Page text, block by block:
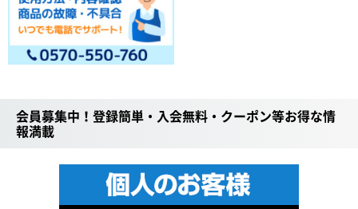
会員募集中！登録簡単・入会無料・クーポン等お得な情
報満載